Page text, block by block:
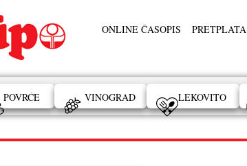
ONLINE ČASOPIS PRETPLATA
POVRĆE VINOGRAD LEKOVITO